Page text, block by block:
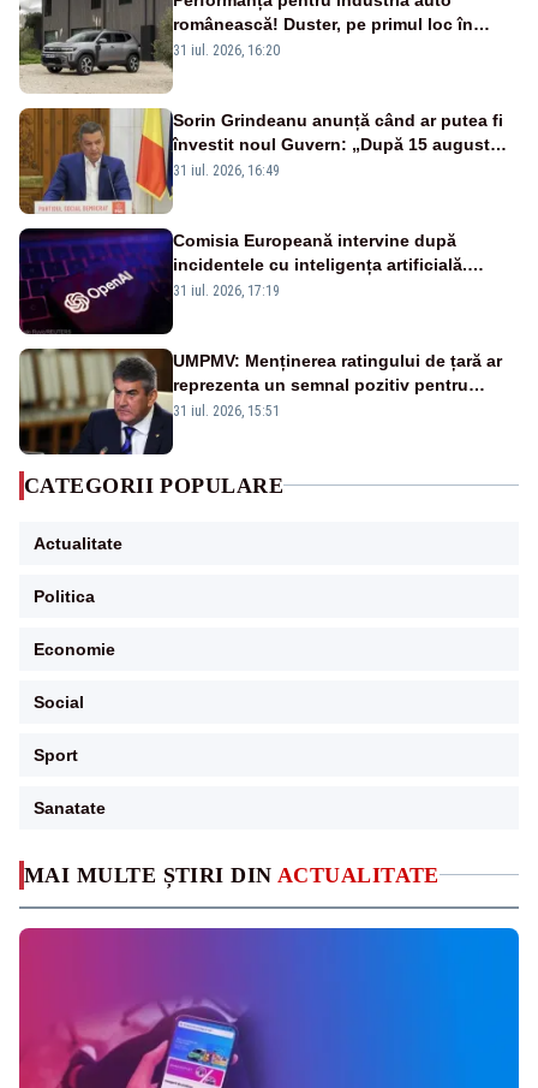
MAI MULTE ȘTIRI DIN ACTUALITATE
românească! Duster, pe primul loc în
topul vânzărilor din Ucraina
31 iul. 2026, 16:20
Sorin Grindeanu anunță când ar putea fi
învestit noul Guvern: „După 15 august
sunt șanse mai mari”
31 iul. 2026, 16:49
Comisia Europeană intervine după
incidentele cu inteligența artificială.
OpenAI și Anthropic, vizate
31 iul. 2026, 17:19
UMPMV: Menținerea ratingului de țară ar
reprezenta un semnal pozitiv pentru
România. Autoritățile trebuie să continue
31 iul. 2026, 15:51
CATEGORII POPULARE
Actualitate
Politica
Economie
Social
Sport
Sanatate